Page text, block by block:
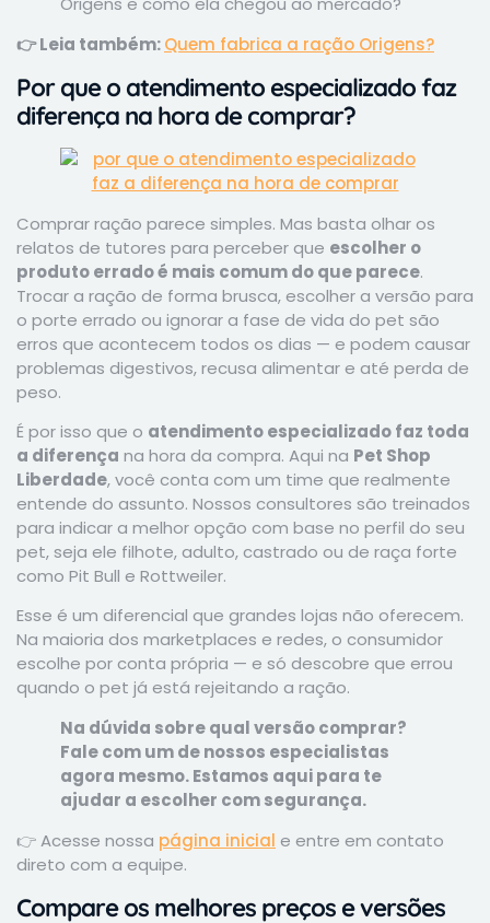
👉 Leia também:Quem fabrica a ração Origens?
Por que o atendimento especializado faz
diferença na hora de comprar?
Comprar ração parece simples. Mas basta olhar os
relatos de tutores para perceber que escolher o
produto errado é mais comum do que parece.
Trocar a ração de forma brusca, escolher a versão para
o porte errado ou ignorar a fase de vida do pet são
erros que acontecem todos os dias — e podem causar
problemas digestivos, recusa alimentar e até perda de
peso.
É por isso que o atendimento especializado faz toda
a diferença na hora da compra. Aqui na Pet Shop
Liberdade, você conta com um time que realmente
entende do assunto. Nossos consultores são treinados
para indicar a melhor opção com base no perfil do seu
pet, seja ele filhote, adulto, castrado ou de raça forte
como Pit Bull e Rottweiler.
Esse é um diferencial que grandes lojas não oferecem.
Na maioria dos marketplaces e redes, o consumidor
escolhe por conta própria — e só descobre que errou
quando o pet já está rejeitando a ração.
Na dúvida sobre qual versão comprar?
Fale com um de nossos especialistas
agora mesmo. Estamos aqui para te
ajudar a escolher com segurança.
👉 Acesse nossa página inicial e entre em contato
direto com a equipe.
Compare os melhores preços e versões